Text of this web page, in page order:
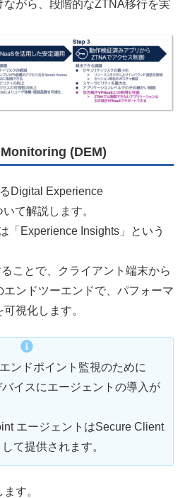
ながら、段階的なZTNA移行を実
(DEM)
Digital Experience
て解説します。
「Experience Insights」という
ことで、クライアント端末から
ンドツーエンドで、パフォーマ
視化します。
ンドポイント監視のために
イスにエージェントの導入が
エージェントはSecure Client
て提供されます。
す。